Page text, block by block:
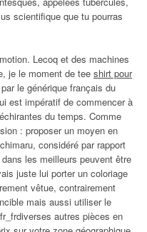
scientifique que tu pourras
Lecoq et des machines
je le moment de tee shirt pour
le générique français du
est impératif de commencer à
du temps. Comme
: proposer un moyen en
considéré par rapport
les meilleurs peuvent être
juste lui porter un coloriage
vêtue, contrairement
mais aussi utiliser le
autres pièces en